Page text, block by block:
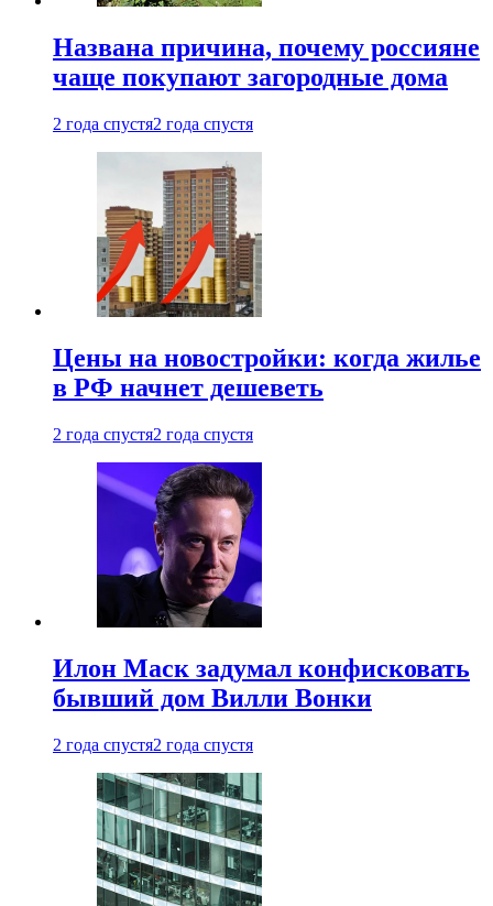
Названа причина, почему россияне
чаще покупают загородные дома
2 года спустя2 года спустя
Цены на новостройки: когда жилье
в РФ начнет дешеветь
2 года спустя2 года спустя
Илон Маск задумал конфисковать
бывший дом Вилли Вонки
2 года спустя2 года спустя